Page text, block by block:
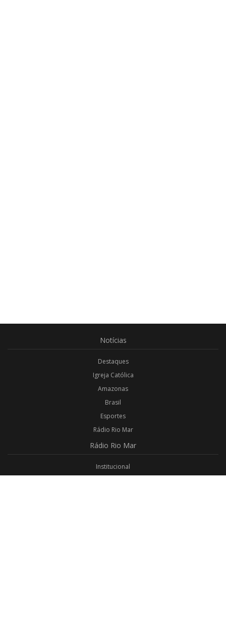
Notícias
Destaques
Igreja Católica
Amazonas
Brasil
Esportes
Rádio Rio Mar
Rádio Rio Mar
Institucional